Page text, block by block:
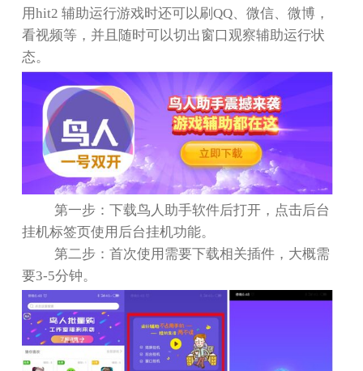
用hit2辅助运行游戏时还可以刷QQ 、微信、微博，
看视频等，并且随时可以切出窗口观察辅助运行状
态。
第一步：下载鸟人助手软件后打开，点击后台
挂机标签页使用后台挂机功能。
第二步：首次使用需要下载相关插件，大概需
要3-5分钟。